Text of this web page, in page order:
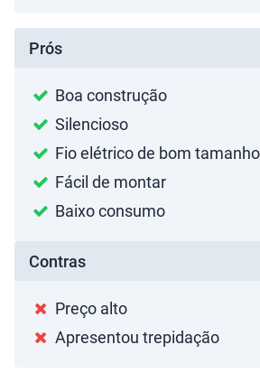
Prós
Boa construção
Silencioso
Fio elétrico de bom tamanho
Fácil de montar
Baixo consumo
Contras
Preço alto
Apresentou trepidação